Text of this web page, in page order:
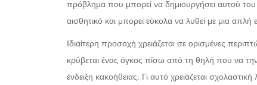
πρόβλημα που μπορεί να δημιουργήσει αυτού του
αισθητικό και μπορεί εύκολα να λυθεί με μια απλή
Ιδιαίτερη προσοχή χρειάζεται σε ορισμένες
κρύβεται ένας όγκος πίσω από τη θηλή που να
ένδειξη κακοήθειας. Γι αυτό χρειάζεται